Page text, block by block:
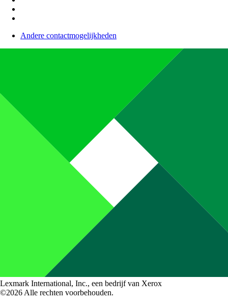
Andere contactmogelijkheden
Lexmark International, Inc., een bedrijf van Xerox
©2026 Alle rechten voorbehouden.